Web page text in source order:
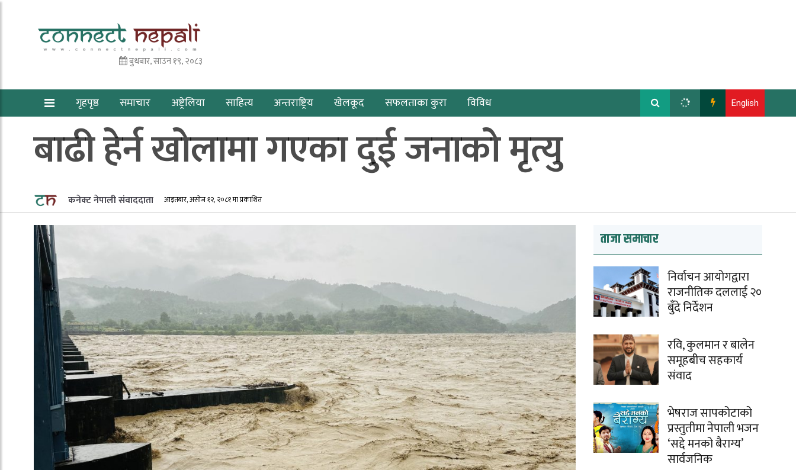
बुधबार, साउन १९, २०८३
गृहपृष्ठ समाचार अष्ट्रेलिया साहित्य अन्तराष्ट्रिय खेलकूद सफलताका कुरा विविध English
बाढी हेर्न खोलामा गएका दुई जनाको मृत्यु
कनेक्ट नेपाली संवाददाता आइतबार, असोज १२, २०८१ मा प्रकाशित
ताजा समाचार
निर्वाचन आयोगद्वारा
राजनीतिक दललाई २०
बुँदे निर्देशन
रवि, कुलमान र बालेन
समूहबीच सहकार्य
संवाद
भेषराज सापकोटाको
प्रस्तुतीमा नेपाली भजन
‘सद्दे मनको बैराग्य’
सार्वजनिक